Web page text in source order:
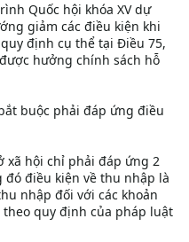
Quốc hội khóa XV dự
giảm các điều kiện khi
định cụ thể tại Điều 75,
hưởng chính sách hỗ
buộc phải đáp ứng điều
xã hội chỉ phải đáp ứng 2
điều kiện về thu nhập là
nhập đối với các khoản
quy định của pháp luật